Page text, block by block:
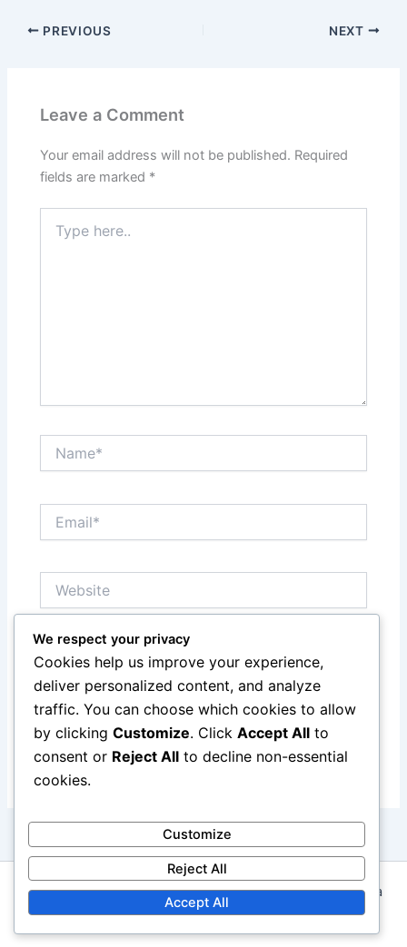
PREVIOUS NEXT
Leave a Comment
Your email address will not be published. Required
fields are marked *
here..
Save my name, email, and website in this browser
for the next time I comment.
Copyright © 2026 marmorinforma.mx | Powered byAstra
WordPress Theme
We respect your privacy
Cookies help us improve your experience,
deliver personalized content, and analyze
traffic. You can choose which cookies to allow
by clicking Customize. Click Accept All to
consent or Reject All to decline non-essential
cookies.
Customize
Reject All
Accept All